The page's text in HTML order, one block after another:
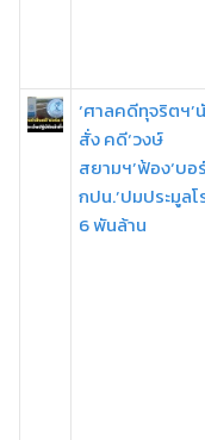
‘ศาลคดีทุจริตฯ
สั่ง คดี‘วงษ์
สยามฯ’ฟ้อง‘บอ
กปน.’ปมประมูลโ
6 พันล้าน